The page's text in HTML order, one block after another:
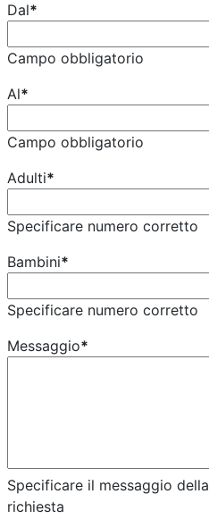
Dal*
Campo obbligatorio
Al*
Campo obbligatorio
Adulti*
Specificare numero corretto
Bambini*
Specificare numero corretto
Messaggio*
Specificare il messaggio della
richiesta